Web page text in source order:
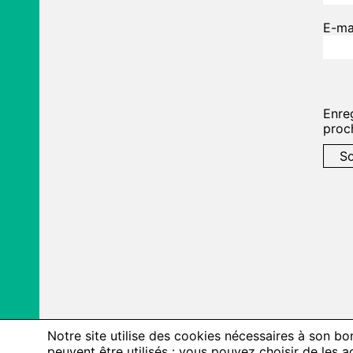
E-
Notre site utilise des cookies nécessaires à son